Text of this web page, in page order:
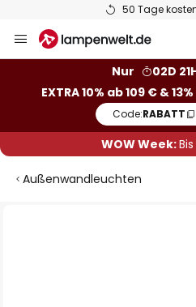
50 Tage
Inhalt
Nur
02D
EXTRA 10% ab 109 € &
Code:RABATT
WOW Week:
Außenwandleuchten